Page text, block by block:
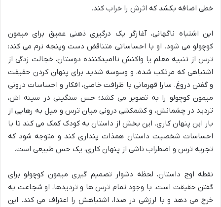
خطی اضافه بکشد که اثرش را خراب کند.
این اشتباه ناگهانی، آغازگر یک درگیری ذهنی عمیق برای میمون
کوچولو می شود. او با احساساتی متناقض دست وپنجه نرم می کند:
ترس از تنبیه معلم یا واکنش ناامیدکننده دوستان، خجالت زدگی از
اشتباهی که مرتکب شده، و وسوسه شدید برای پنهان کردن حقیقت
و گفتن دروغ. سارا قهرمانی با ظرافت خاصی، افکار و احساسات درونی
میمون کوچولو را به تصویر می کشد؛ حس سنگینی در سینه اش،
تردید در چشمانش، و کشمکشی درونی میان ترس و میل به رهایی از
بار این پنهان کاری. این بخش از داستان به کودک کمک می کند تا با
احساسات شخصیت داستان همذات پنداری کند و متوجه شود که
تجربه ترس و اضطراب ناشی از پنهان کاری، یک حس طبیعی است.
نقطه اوج داستان، لحظه دشوار تصمیم گیری میمون کوچولو برای
گفتن حقیقت است. با وجود تمام ترس ها و تردیدها، او شجاعت به
خرج می دهد و با لرزشی در صدا، اشتباهش را اعتراف می کند. این